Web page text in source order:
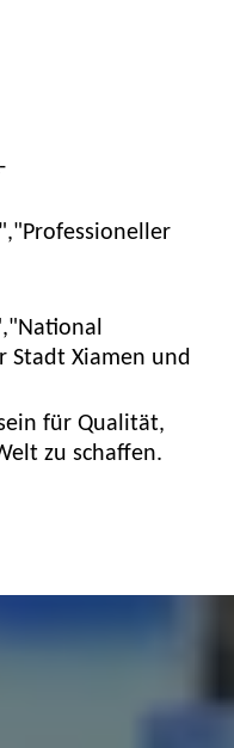
Stadt Xiamen und
für Qualität,
zu schaffen.